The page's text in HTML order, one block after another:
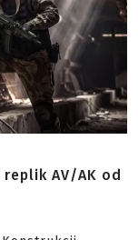
AV/AK od